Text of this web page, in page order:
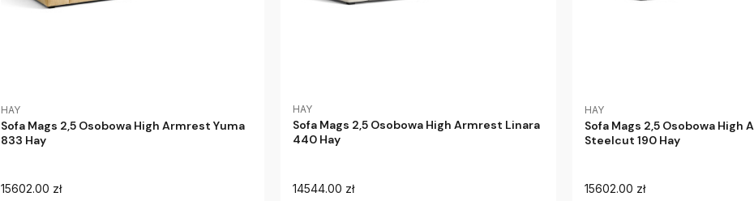
HAY
Sofa Mags 2,5 Osobowa High Armrest Yuma
833 Hay
15602.00 zł
HAY
Sofa Mags 2,5 Osobowa High Armrest Linara
440 Hay
14544.00 zł
HAY
Sofa Mags 2,5 Osobowa High
Steelcut 190 Hay
15602.00 zł